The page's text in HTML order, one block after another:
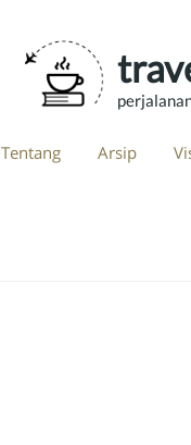
Tentang Arsip